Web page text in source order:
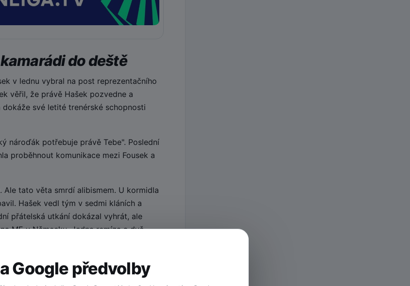
do deště
v lednu vybral na post reprezentačního
věřil, že právě Hašek pozvedne a
své letité trenérské schopnosti
nároďák potřebuje právě Tebe". Poslední
proběhnout komunikace mezi Fousek a
tato věta smrdí alibismem. U kormidla
Hašek vedl tým v sedmi kláních a
přátelská utkání dokázal vyhrát, ale
ME v Německu. Jedna remíza a dvě
Google předvolby